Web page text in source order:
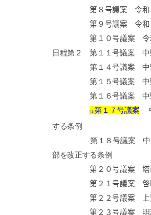
第８号議案 令和８年
第９号議案 令和８年
第１０号議案 令和８
日程第２ 第１１号議案 中
第１４号議案 中野区
第１５号議案 中野区職
第１６号議案 中野区立
[1]第１７号議案
する条例
第１８号議案 中野区議
部を改正する条例
第２０号議案 塔
第２１号議案 啓明小
第２２号議案 上鷺宮
第２３号議案 明和中